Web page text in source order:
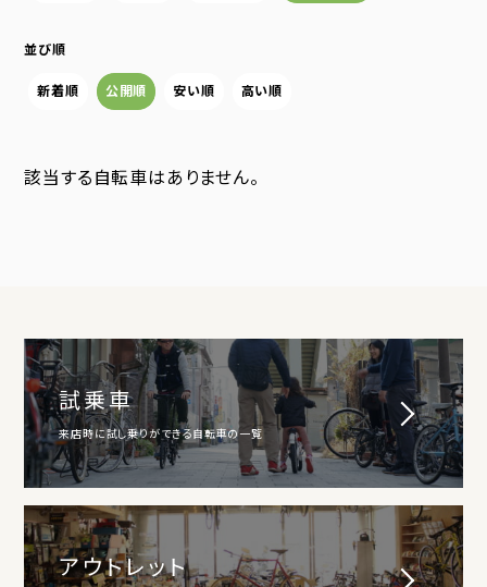
並び順
新着順 公開順 安い順 高い順
該当する自転車はありません。
試乗車
来店時に試し乗りができる自転車の一覧
アウトレット